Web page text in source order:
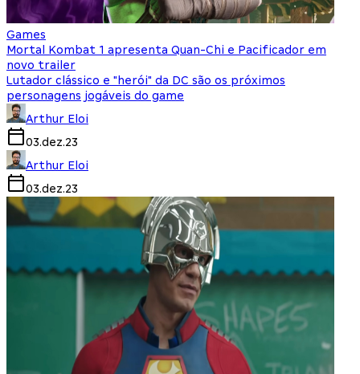
Games
Mortal Kombat 1 apresenta Quan-Chi e Pacificador em
novo trailer
Lutador clássico e "herói" da DC são os próximos
personagens jogáveis do game
Arthur Eloi
03.dez.23
Arthur Eloi
03.dez.23